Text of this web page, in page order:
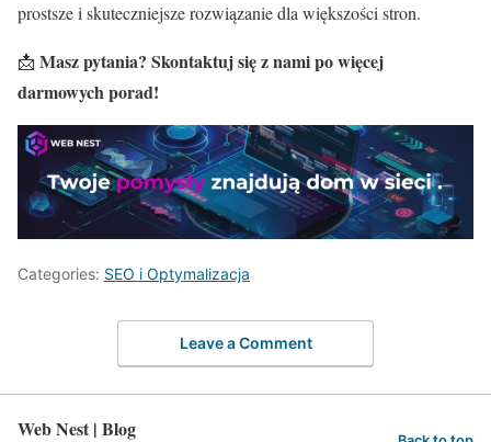
prostsze i skuteczniejsze rozwiązanie dla większości stron.
📩 Masz pytania? Skontaktuj się z nami po więcej
darmowych porad!
Categories: SEO i Optymalizacja
Leave a Comment
Web Nest | Blog